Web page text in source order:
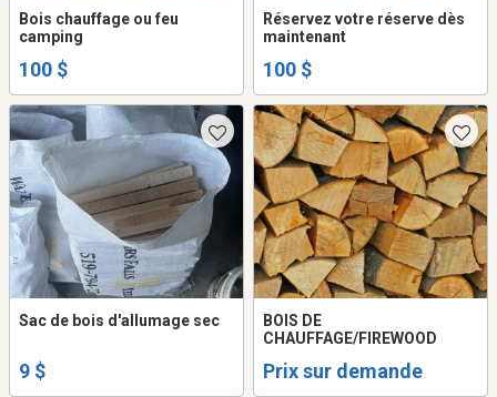
Bois chauffage ou feu
camping
100 $
Réservez votre réserve dès
maintenant
100 $
Sac de bois d'allumage sec
9 $
BOIS DE
CHAUFFAGE/FIREWOOD
Prix sur demande